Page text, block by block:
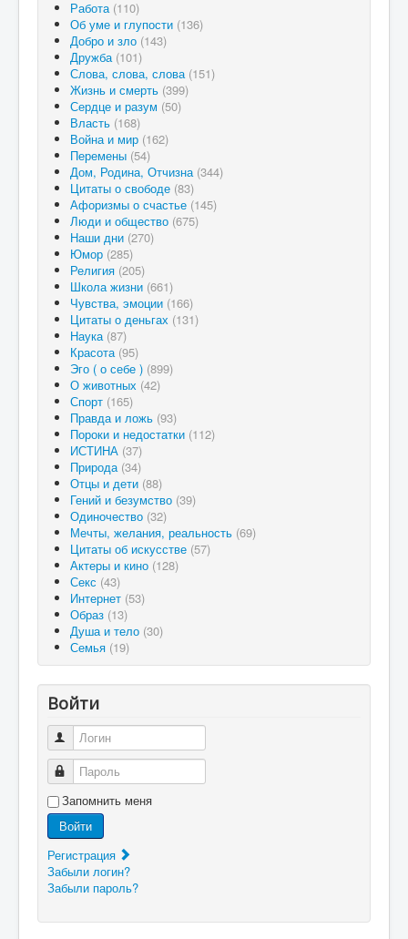
Работа (110)
Об уме и глупости (136)
Добро и зло (143)
Дружба (101)
Слова, слова, слова (151)
Жизнь и смерть (399)
Сердце и разум (50)
Власть (168)
Война и мир (162)
Перемены (54)
Дом, Родина, Отчизна (344)
Цитаты о свободе (83)
Афоризмы о счастье (145)
Люди и общество (675)
Наши дни (270)
Юмор (285)
Религия (205)
Школа жизни (661)
Чувства, эмоции (166)
Цитаты о деньгах (131)
Наука (87)
Красота (95)
Эго ( о себе ) (899)
О животных (42)
Спорт (165)
Правда и ложь (93)
Пороки и недостатки (112)
ИСТИНА (37)
Природа (34)
Отцы и дети (88)
Гений и безумство (39)
Одиночество (32)
Мечты, желания, реальность (69)
Цитаты об искусстве (57)
Актеры и кино (128)
Секс (43)
Интернет (53)
Образ (13)
Душа и тело (30)
Семья (19)
Войти
Логин
Пароль
Запомнить меня
Войти
Регистрация
Забыли логин?
Забыли пароль?